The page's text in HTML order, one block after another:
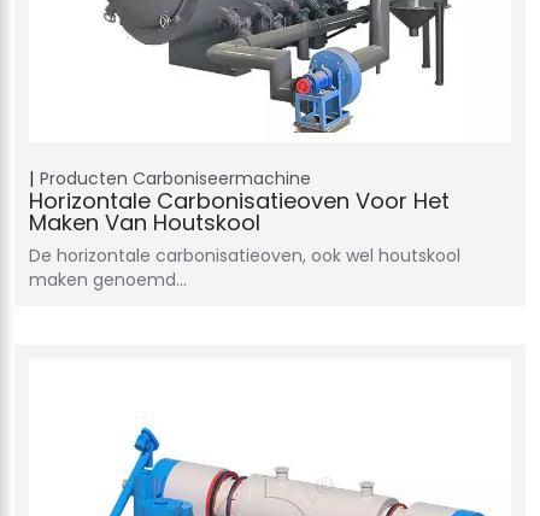
Producten Carboniseermachine
Horizontale Carbonisatieoven Voor Het
Maken Van Houtskool
De horizontale carbonisatieoven, ook wel houtskool
maken genoemd...